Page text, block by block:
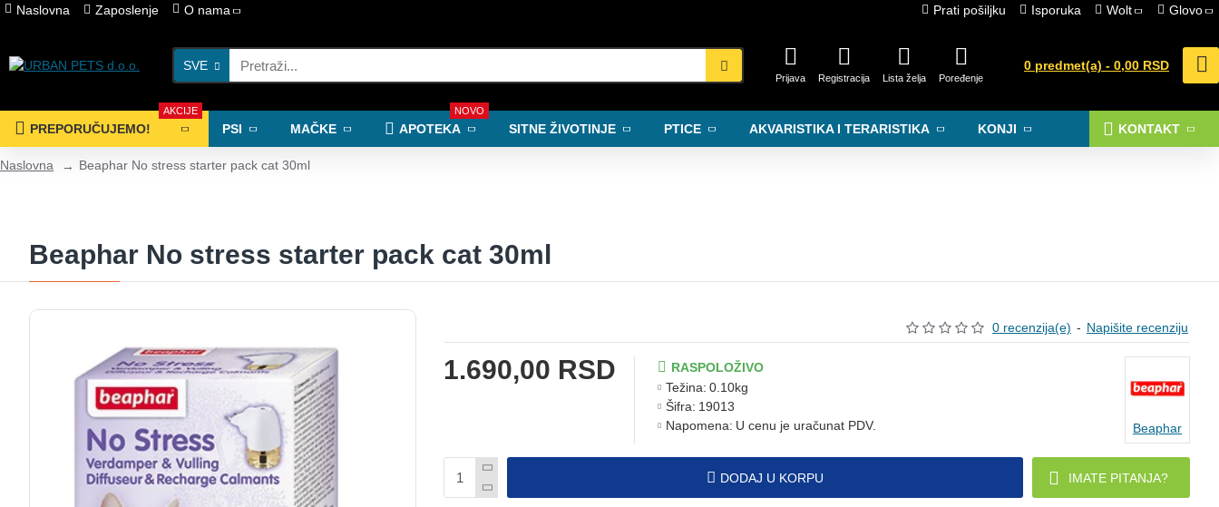
Naslovna Zaposlenje O nama Prati pošiljku Isporuka Wolt Glovo
SVE
Prijava Registracija Lista želja Poređenje
0 predmet(a) - 0,00 RSD
PREPORUČUJEMO!
AKCIJE
PSI MAČKE APOTEKA
NOVO
SITNE ŽIVOTINJE PTICE AKVARISTIKA I TERARISTIKA KONJI KONTAKT
Naslovna Beaphar No stress starter pack cat 30ml
Beaphar No stress starter pack cat 30ml
0 recenzija(e) - Napišite recenziju
1.690,00 RSD
RASPOLOŽIVO
Težina: 0.10kg
Šifra: 19013
Napomena: U cenu je uračunat PDV. Beaphar
DODAJ U KORPU IMATE PITANJA?